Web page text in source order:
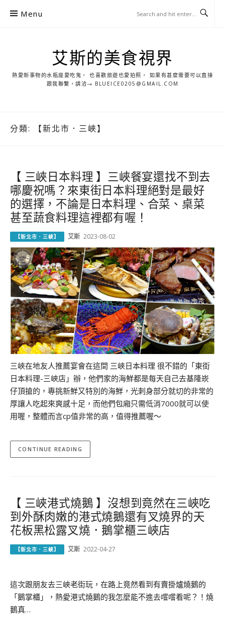
Menu
艾斯的美食視界
熱愛新事物的水瓶座愛吃鬼， 也喜歡旅遊也愛拍照， 如果有甚麼需要可以直接
跟我聯繫，請洽→ BLUEICE0205@GMAIL.COM
分類: 【新北市．三峽】
【 三峽日本料理 】三峽餐宴還找不到去
哪慶祝嗎？來東街日本料理絕對是最好
的選擇，不論是日本料理、合菜、桌菜
甚至蔬食料理這裡都有喔！
【新北市．三峽】 艾斯 2023-08-02
三峽在地友人推薦宴會在這間 三峽日本料理 很不錯的「東街
日本料理-三峽店」辦，他們家的海鮮都是每天自己去基隆崁
仔頂搶的，專挑新鮮又特別的海鮮，光刺身部分就切的非常的
厚讓人吃起來爽感十足，而他們包廂只需低消7000就可以使
用喔，整體而言cp值非常的高，值得推薦喔～
CONTINUE READING
【 三峽港式燒鵝 】沒想到竟然在三峽吃
到外酥肉嫩的港式燒鵝還有叉燒界的天
花板黑松露叉燒．鵝掌櫃三峽店
【新北市．三峽】 艾斯 2022-04-27
這次跟朋友去三峽老街玩，在路上竟然看到有賣掛爐燒鵝的
「鵝掌櫃」，熱愛港式燒鵝的我怎麼能不進去嚐嚐看呢？！燒
鵝真…